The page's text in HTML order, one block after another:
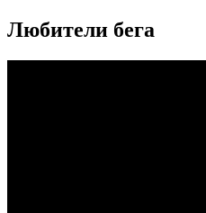
Любители бега